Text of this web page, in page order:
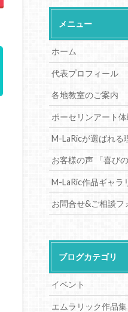
メニュー
ホーム
代表プロフィール
各地教室のご案内
ポーセリンアート
M-LaRicが選ばれる
お客様の声 「喜び
M-LaRic作品ギャラ
お問合せ&ご相談フ
ブログカテゴリ
イベント
エムラリック作品集